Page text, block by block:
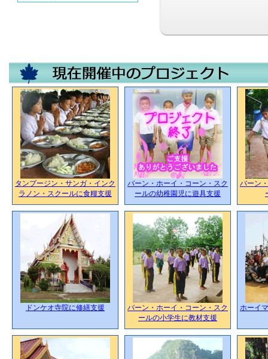
タンプージン・サンガ・インク
ラノン・スクールに食糧支援
バーン・ホーイ・コーン・スク
ールの幼稚園児に遊具支援
バーン
ドンケオ寺院に修繕支援
バーン・ホーイ・コーン・スク
ールの小学生に教材支援
ホーイ